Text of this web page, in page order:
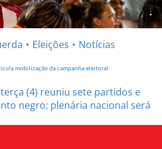
Eleições Notícias
mobilização da campanha eleitoral
(4) reuniu sete partidos e
negro; plenária nacional será